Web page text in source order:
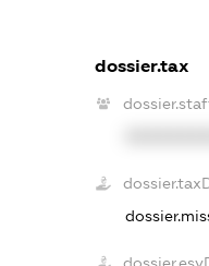
dossier.tax